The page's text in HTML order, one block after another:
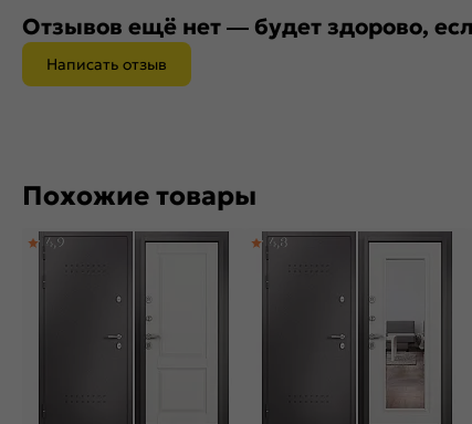
Отзывов ещё нет — будет здорово,
Написать отзыв
Похожие товары
4,9 4,8